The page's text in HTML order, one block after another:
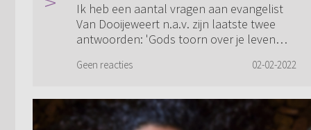
Ik heb een aantal vragen aan evangelist
Van Dooijeweert n.a.v. zijn laatste twee
antwoorden: 'Gods toorn over je leven
dankbaarheid in juiste volgorde'. U zegt
Geen reacties 02-02-2022